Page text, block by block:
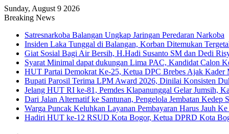
Sunday, August 9 2026
Breaking News
Satresnarkoba Balangan Ungkap Jaringan Peredaran Narkoba
Insiden Laka Tunggal di Balangan, Korban Ditemukan
Giat Sosial Bagi Air Bersih, H.Hadi Susanto SM dan Dedi
Syarat Minimal dapat dukungan Lima PAC, Kandidat Calon
HUT Partai Demokrat Ke-25, Ketua DPC Brebes Ajak
Bupati Parosil Terima LPM Award 2026, Dinilai Konsisten
Jelang HUT RI ke-81, Pemdes Klapanunggal Gelar Jumsih,
Dari Jalan Alternatif ke Santunan, Pengelola Jembatan Kedep
Warga Puncak Keluhkan Layanan Pembayaran Harus Jauh
Hadiri HUT ke-12 RSUD Kota Bogor, Ketua DPRD Kota